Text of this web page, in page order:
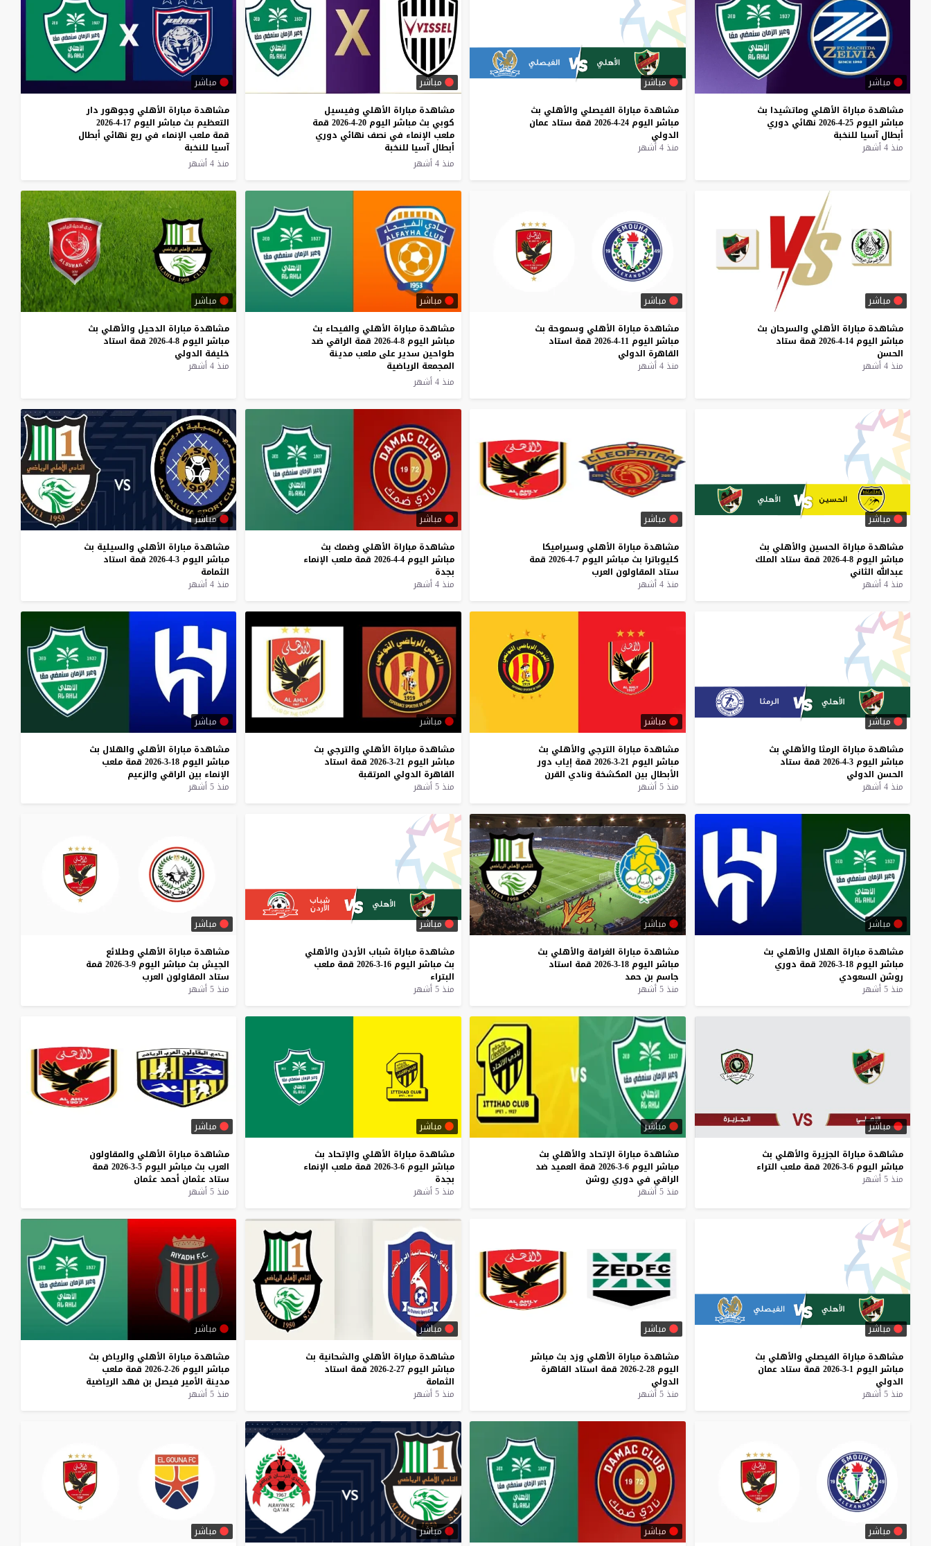
مباشر
مشاهدة مباراة الأهلي وماتشيدا بث
مباشر اليوم 25-4-2026 نهائي دوري
أبطال آسيا للنخبة
منذ 4 أشهر
مباشر
مشاهدة مباراة الفيصلي والأهلي بث
مباشر اليوم 24-4-2026 قمة ستاد عمان
الدولي
منذ 4 أشهر
مباشر
مشاهدة مباراة الأهلي وفيسيل
كوبي بث مباشر اليوم 20-4-2026 قمة
ملعب الإنماء في نصف نهائي دوري
أبطال آسيا للنخبة
منذ 4 أشهر
مباشر
مشاهدة مباراة الأهلي وجوهور دار
التعظيم بث مباشر اليوم 17-4-2026
قمة ملعب الإنماء في ربع نهائي أبطال
آسيا للنخبة
منذ 4 أشهر
مباشر
مشاهدة مباراة الأهلي والسرحان بث
مباشر اليوم 14-4-2026 قمة ستاد
الحسن
منذ 4 أشهر
مباشر
مشاهدة مباراة الأهلي وسموحة بث
مباشر اليوم 11-4-2026 قمة استاد
القاهرة الدولي
منذ 4 أشهر
مباشر
مشاهدة مباراة الأهلي والفيحاء بث
مباشر اليوم 8-4-2026 قمة الراقي ضد
طواحين سدير على ملعب مدينة
المجمعة الرياضية
منذ 4 أشهر
مباشر
مشاهدة مباراة الدحيل والأهلي بث
مباشر اليوم 8-4-2026 قمة استاد
خليفة الدولي
منذ 4 أشهر
مباشر
مشاهدة مباراة الحسين والأهلي بث
مباشر اليوم 8-4-2026 قمة ستاد الملك
عبدالله الثاني
منذ 4 أشهر
مباشر
مشاهدة مباراة الأهلي وسيراميكا
كليوباترا بث مباشر اليوم 7-4-2026
قمة
ستاد المقاولون العرب
منذ 4 أشهر
مباشر
مشاهدة مباراة الأهلي وضمك بث
مباشر اليوم 4-4-2026 قمة ملعب الإنماء
بجدة
منذ 4 أشهر
مباشر
مشاهدة مباراة الأهلي والسيلية بث
مباشر اليوم 3-4-2026 قمة استاد
الثمامة
منذ 4 أشهر
مباشر
مشاهدة مباراة الرمثا والأهلي بث
مباشر اليوم 3-4-2026 قمة ستاد
الحسن الدولي
منذ 4 أشهر
مباشر
مشاهدة مباراة الترجي والأهلي بث
مباشر اليوم 21-3-2026 قمة إياب دور
الأبطال بين المكشخة ونادي القرن
منذ 5 أشهر
مباشر
مشاهدة مباراة الأهلي والترجي بث
مباشر اليوم 21-3-2026 قمة استاد
القاهرة الدولي المرتقبة
منذ 5 أشهر
مباشر
مشاهدة مباراة الأهلي والهلال بث
مباشر اليوم 18-3-2026 قمة ملعب
الإنماء بين الراقي والزعيم
منذ 5 أشهر
مباشر
مشاهدة مباراة الهلال والأهلي بث
مباشر اليوم 18-3-2026 قمة دوري
روشن السعودي
منذ 5 أشهر
مباشر
مشاهدة مباراة الغرافة والأهلي بث
مباشر اليوم 18-3-2026 قمة استاد
جاسم بن حمد
منذ 5 أشهر
مباشر
مشاهدة مباراة شباب الأردن والأهلي
بث مباشر اليوم 16-3-2026 قمة ملعب
البتراء
منذ 5 أشهر
مباشر
مشاهدة مباراة الأهلي وطلائع
الجيش بث مباشر اليوم 9-3-2026
قمة
ستاد المقاولون العرب
منذ 5 أشهر
مباشر
مشاهدة مباراة الجزيرة والأهلي بث
مباشر اليوم 6-3-2026 قمة ملعب التراء
منذ 5 أشهر
مباشر
مشاهدة مباراة الإتحاد والأهلي بث
مباشر اليوم 6-3-2026 قمة العميد ضد
الراقي في دوري روشن
منذ 5 أشهر
مباشر
مشاهدة مباراة الأهلي والإتحاد بث
مباشر اليوم 6-3-2026 قمة ملعب الإنماء
بجدة
منذ 5 أشهر
مباشر
مشاهدة مباراة الأهلي والمقاولون
العرب بث مباشر اليوم 5-3-2026
قمة
ستاد عثمان أحمد عثمان
منذ 5 أشهر
مباشر
مشاهدة مباراة الفيصلي والأهلي بث
مباشر اليوم 1-3-2026 قمة ستاد عمان
الدولي
منذ 5 أشهر
مباشر
مشاهدة مباراة الأهلي وزد بث مباشر
اليوم 28-2-2026 قمة استاد القاهرة
الدولي
منذ 5 أشهر
مباشر
مشاهدة مباراة الأهلي والشحانية بث
مباشر اليوم 27-2-2026 قمة استاد
الثمامة
منذ 5 أشهر
مباشر
مشاهدة مباراة الأهلي والرياض بث
مباشر اليوم 26-2-2026 قمة ملعب
مدينة الأمير فيصل بن فهد الرياضية
منذ 5 أشهر
مباشر مباشر مباشر مباشر